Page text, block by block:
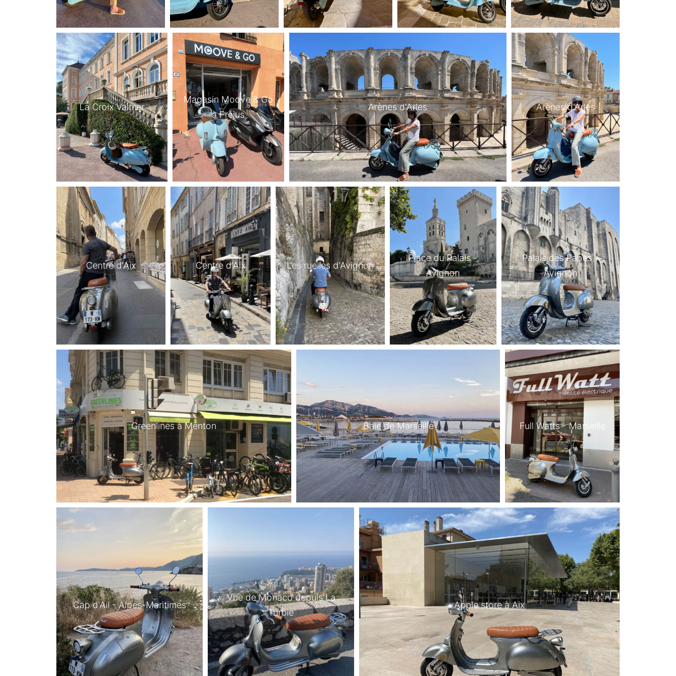
La Croix Valmer
Magasin Moove & Go
à Fréjus
Arènes d'Arles Arènes d'Arles
Centre d'Aix Centre d'Aix Les ruelles d'Avignon
Place du Palais -
Avignon
Palais des Papes -
Avignon
Greenlines à Menton Baie de Marseille Full Watts - Marseille
Cap d'Ail - Alpes-Maritimes
Vue de Monaco depuis La
Turbie
Apple store à Aix